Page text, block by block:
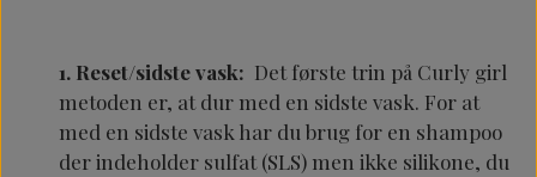
1. Reset/sidste vask: Det første trin på Curly girl
metoden er, at dur med en sidste vask. For at
med en sidste vask har du brug for en shampoo
der indeholder sulfat (SLS) men ikke silikone, du